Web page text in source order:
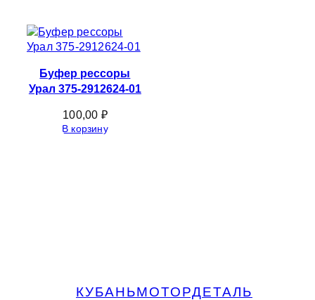
Буфер рессоры
Урал 375-2912624-01
100,00 ₽
В корзину
КУБАНЬМОТОРДЕТАЛЬ